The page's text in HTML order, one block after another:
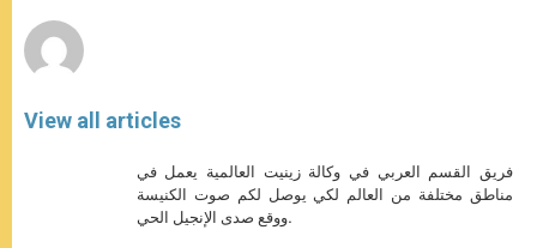
View all articles
فريق القسم العربي في وكالة زينيت العالمية يعمل في
مناطق مختلفة من العالم لكي يوصل لكم صوت الكنيسة
ووقع صدى الإنجيل الحي.